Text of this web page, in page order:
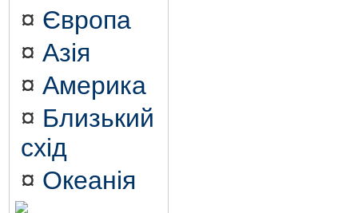
¤ Європа
¤ Азія
¤ Америка
¤ Близький
схід
¤ Океанія